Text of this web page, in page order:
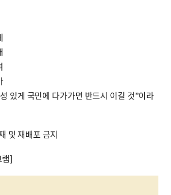
있게 국민에 다가가면 반드시 이길 것”이라
및 재배포 금지
]